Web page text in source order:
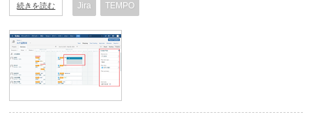
続きを読む Jira TEMPO